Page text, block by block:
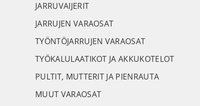
JARRUVAIJERIT
JARRUJEN VARAOSAT
TYÖNTÖJARRUJEN VARAOSAT
TYÖKALULAATIKOT JA AKKUKOTELOT
PULTIT, MUTTERIT JA PIENRAUTA
MUUT VARAOSAT